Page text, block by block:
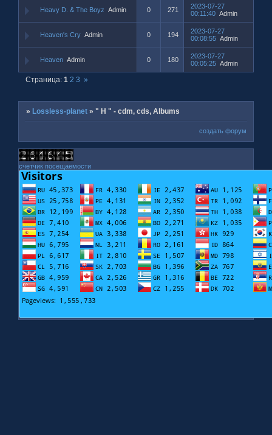
Heavy D. & The Boyz Admin 0 271
2023-07-27
00:11:40 Admin
Heaven's Cry Admin 0 194
2023-07-27
00:08:55 Admin
Heaven Admin 0 180
2023-07-27
00:05:25 Admin
Страница:1 2 3 »
» Lossless-planet »" H " - cdm, cds, Albums
создать форум
счетчик посещаемости